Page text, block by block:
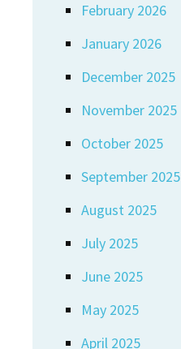
February 2026
January 2026
December 2025
November 2025
October 2025
September 2025
August 2025
July 2025
June 2025
May 2025
April 2025